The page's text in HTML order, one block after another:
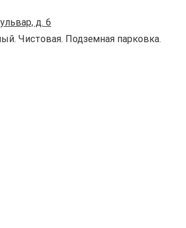
д. 6
Чистовая. Подземная парковка.